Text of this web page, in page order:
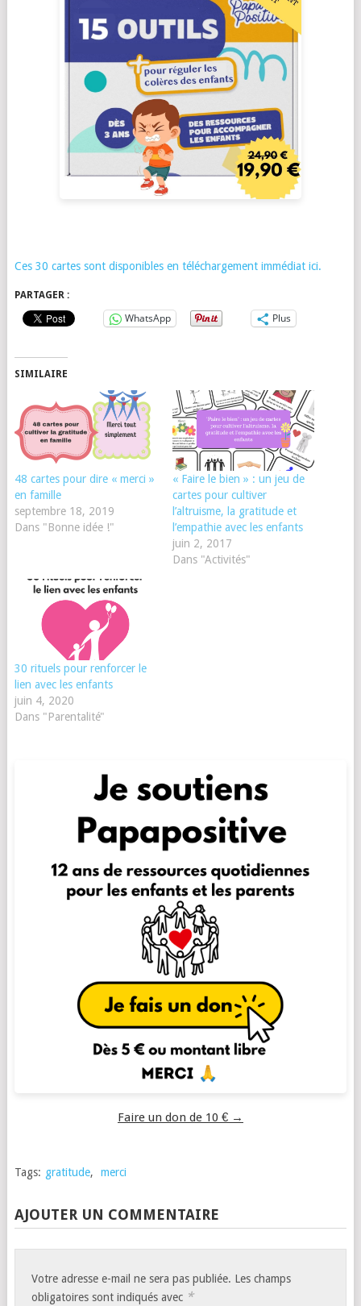
Ces 30 cartes sont disponibles en téléchargement immédiat ici.
PARTAGER :
WhatsApp Plus
SIMILAIRE
48 cartes pour dire « merci »
en famille
septembre 18, 2019
Dans "Bonne idée !"
« Faire le bien » : un jeu de
cartes pour cultiver
l’altruisme, la gratitude et
l’empathie avec les enfants
juin 2, 2017
Dans "Activités"
30 rituels pour renforcer le
lien avec les enfants
juin 4, 2020
Dans "Parentalité"
Faire un don de 10 € →
Tags: gratitude, merci
AJOUTER UN COMMENTAIRE
Votre adresse e-mail ne sera pas publiée. Les champs
obligatoires sont indiqués avec *